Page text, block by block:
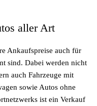
aller Art
Ankaufspreise auch für
sind. Dabei werden nicht
auch Fahrzeuge mit
sowie Autos ohne
ist ein Verkauf